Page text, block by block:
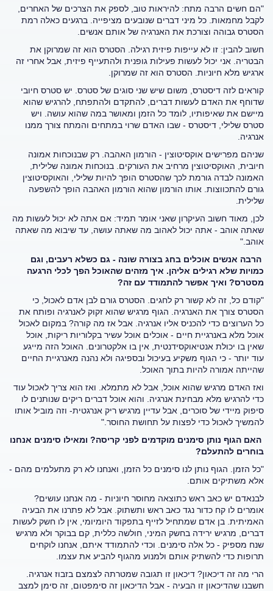
"הם חשים הרבה מתח: להיראות טוב, לספק את הצרכים של האחרים,
לקבל מחמאות. כל מיני דברים שנובעים מציפייה. ברגעים כאלה רמת
הסטרס גבוהה וצורכת את האנרגיה של אותם אנשים.
חשוב להבין: זו לא עייפות פיזית רגילה. הסטרס הוא זה שמרוקן את
הבטריה. אני יכול לעשות פעילות גופנית ולהתעייף פיזית, אבל אחרי זה
ארגיש מלא חיוניות. הסטרס הוא זה שמרוקן.
קוראים לזה דיסטרס, משום שיש שני סוגים של סטרס. יש סטרס חיובי
שדוחף את האדם לעשות דברים, להתקדם ולהתפתח, להרגיש שהוא
מיישם את שאיפותיו, לומד כל הזמן ומאושר במה שהוא עושה. ויש
סטרס שלילי, דיסטרס - שבו האדם שרוי במתחים והמתח צורך ממנו
אנרגיה.
שניהם מפרישים אוקסיטוצין - הורמון האהבה. רק שבנוכחות אמונה
חיובית, האוקסיטוצין מרחיב את העורקים. בנוכחות אמונה שלילית,
האמונה לבדה גורמת לכך שהסטרס הופך להיות שלילי, והאוקסיטוצין
גורם להתכווצות. אותו הורמון שהוא הורמון האהבה הופך להשפעה
שלילית.
לכן, מאוד חשוב העיקרון שאני אומר תמיד: אם אתה לא יכול לעשות מה
שאתה אוהב - אתה יכול לאהוב מה שאתה עושה, עד שיבוא מה שאתה
אוהב."
הרבה אנשים אוכלים בחג בצורה שונה - גם כשלא רעבים, וגם
כמויות שלא רגילים אליהן. איך מזהים שהאוכל הפך לכלי הרגעה
מסטרס? ואיך אפשר להתמודד עם זה?
"קודם כל, זה לא קשור רק לחגים. הסטרס גורם לבן אדם לאכול, כי
הסטרס צורך את האנרגיה. הגוף מרגיש שהוא זקוק לאנרגיה ופותח את
כל הערוצים כדי להכניס אליו אנרגיה. אבל אז מה קורה? במקום לאכול
אוכל מלא באנרגיית חיים - אוכלים אוכל עשיר בקלוריות ריקות, אוכל
שאין בו יכולת אנטיאוקסידנטית, אין בו אלקטרונים. האוכל הזה מייגע
עוד יותר - כי הגוף משקיע בעיכול ובספיגה ולא נהנה מאנרגיית החיים
שהייתה אמורה להיות בתוך האוכל.
ואז האדם מרגיש שהוא אוכל, אבל לא מתמלא. ואז הוא צריך לאכול עוד
כדי להרגיש מלא מבחינת אנרגיה. והוא אוכל דברים ריקים שנותנים לו
סיפוק מיידי של סוכרים, אבל עדיין מרגיש ריק אנרגטית- וזה מוביל אותו
להמשיך לאכול כדי לפצות על תחושת החוסר."
האם הגוף נותן סימנים מוקדמים לפני קריסה? ומאילו סימנים אנחנו
בוחרים להתעלם?
"כל הזמן. הגוף נותן לנו סימנים כל הזמן, ואנחנו לא רק מתעלמים מהם -
אלא משתיקים אותם.
לבנאדם יש כאב ראש כתוצאה מחוסר חיוניות - מה אנחנו עושים?
אומרים לו קח כדור נגד כאב ראש ותשתוק. אבל לא פתרנו את הבעיה
האמיתית. בן אדם שמתחיל לזייף בתפקוד היומיומי, אין לו חשק לעשות
דברים, מרגיש ירידה בחשק המיני, חולשה כללית, קם בבוקר ולא מרגיש
שנח מספיק - כל אלה סימנים. וכדי להתמודד איתם, אנחנו לוקחים
תרופות כדי להשתיק אותם ולמנוע מהגוף להביע את עצמו.
הרי מה זה דיכאון? דיכאון זו תגובה שמטרתה לצמצם בזבוז אנרגיה.
חשבנו שהדיכאון זו הבעיה - אבל הדיכאון זה סימפטום, זה סימן למצב